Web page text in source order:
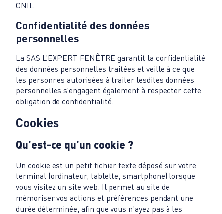
CNIL.
Confidentialité des données
personnelles
La SAS L’EXPERT FENÊTRE garantit la confidentialité
des données personnelles traitées et veille à ce que
les personnes autorisées à traiter lesdites données
personnelles s’engagent également à respecter cette
obligation de confidentialité.
Cookies
Qu’est-ce qu’un cookie ?
Un cookie est un petit fichier texte déposé sur votre
terminal (ordinateur, tablette, smartphone) lorsque
vous visitez un site web. Il permet au site de
mémoriser vos actions et préférences pendant une
durée déterminée, afin que vous n’ayez pas à les